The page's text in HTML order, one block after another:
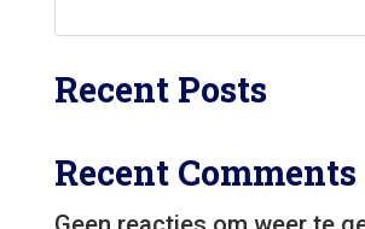
Recent Posts
Recent Comments